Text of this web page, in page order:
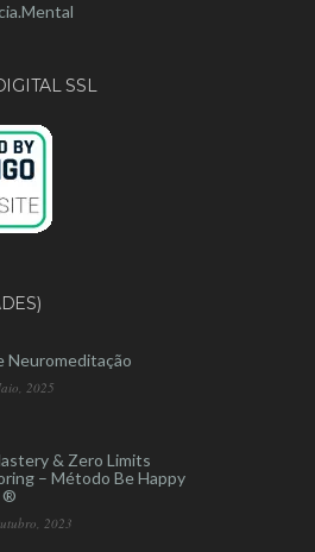
SSL
Neuromeditação
2025
& Zero Limits
– Método Be Happy
®
2023